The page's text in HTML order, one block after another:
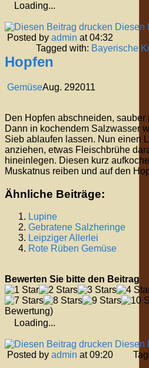
Loading...
Diesen
Posted by admin at 04:32
Tagged with: Bayerische
Hopfen
GemüseAug. 292011
Den Hopfen abschneiden, sauber
Dann in kochendem Salzwasser
Sieb ablaufen lassen. Nun einen
anziehen, etwas Fleischbrühe
hineinlegen. Diesen kurz
Muskatnus reiben und auf den
Ähnliche Beiträge:
Lupine
Gebratene Salzheringe
Leipziger Allerlei
Rote Rüben Gemüse
Bewerten Sie bitte den Beitrag
Bewertung)
Loading...
Diesen
Posted by admin at 09:20